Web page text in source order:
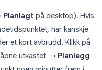
Planlagt på desktop). Hvis
har kanskje
et kort avbrudd. Klikk på
utkastet → Planlegg